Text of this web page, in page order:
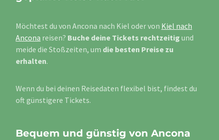
Möchtest du von Ancona nach Kiel oder von Kiel nach
Ancona reisen? Buche deine Tickets rechtzeitig und
meide die Stoßzeiten, um die besten Preise zu
erhalten.
Wenn du bei deinen Reisedaten flexibel bist, findest du
oft günstigere Tickets.
Bequem und günstig von Ancona